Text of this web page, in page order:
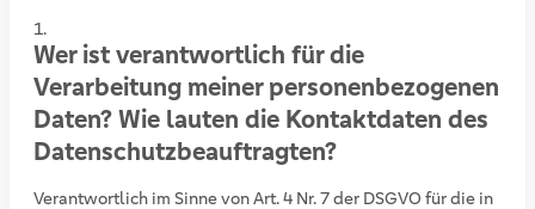
Wer ist verantwortlich für die
Verarbeitung meiner personenbezogenen
Daten? Wie lauten die Kontaktdaten des
Datenschutzbeauftragten?
Verantwortlich im Sinne von Art. 4 Nr. 7 der DSGVO für die in